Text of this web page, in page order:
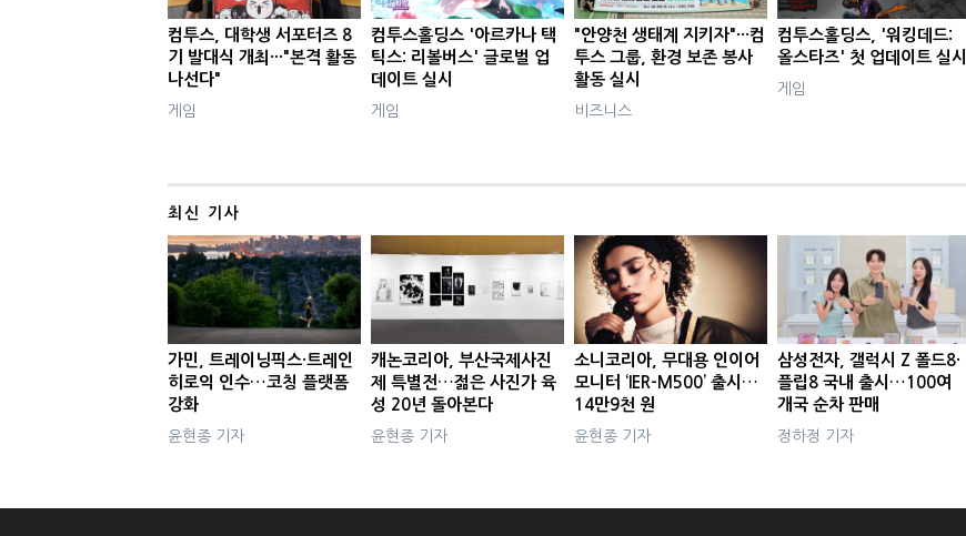
컴투스, 대학생 서포터즈 8
기 발대식 개최···"본격 활동
나선다"
게임
컴투스홀딩스 '아르카나 택
틱스: 리볼버스' 글로벌 업
데이트 실시
게임
"안양천 생태계 지키자"···컴
투스 그룹, 환경 보존 봉사
활동 실시
비즈니스
컴투스홀딩스, '워킹데드:
올스타즈' 첫 업데이트 실시
게임
최신 기사
가민, 트레이닝픽스·트레인
히로익 인수…코칭 플랫폼
강화
윤현종 기자
캐논코리아, 부산국제사진
제 특별전…젊은 사진가 육
성 20년 돌아본다
윤현종 기자
소니코리아, 무대용 인이어
모니터 ‘IER-M500’ 출시…
14만9천 원
윤현종 기자
삼성전자, 갤럭시 Z 폴드8·
플립8 국내 출시…100여
개국 순차 판매
정하정 기자